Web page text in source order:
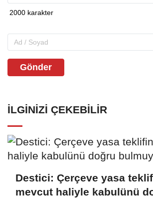
Gönder
İLGINIZI ÇEKEBILIR
Destici: Çerçeve yasa
mevcut haliyle kabulünü